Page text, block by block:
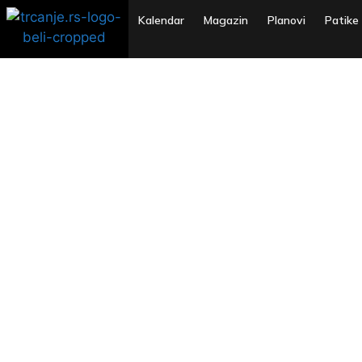
Kalendar Magazin Planovi Patike